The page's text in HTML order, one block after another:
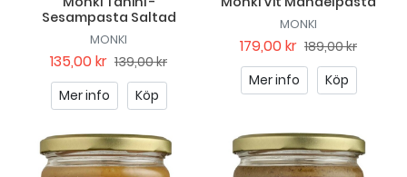
Sesampasta Saltad
MONKI
135,00 kr 139,00 kr
Mer info
Köp
MONKI
179,00 kr 189,00 kr
Mer info
Köp